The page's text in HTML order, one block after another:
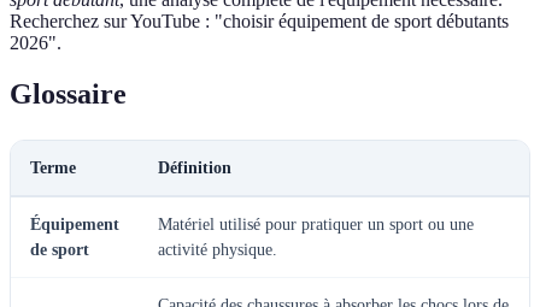
Recherchez sur YouTube : "choisir équipement de sport débutants
2026".
Glossaire
Terme Définition
Équipement
de sport
Matériel utilisé pour pratiquer un sport ou une
activité physique.